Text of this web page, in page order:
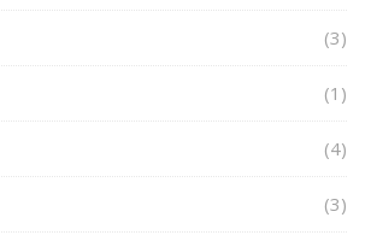
(3)
(1)
(4)
(3)